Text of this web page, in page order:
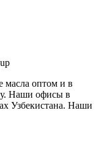
масла оптом и в
Наши офисы в
Узбекистана. Наши